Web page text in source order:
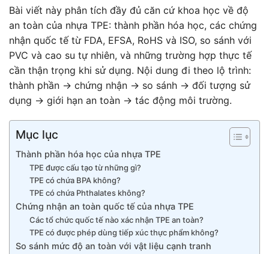
Bài viết này phân tích đầy đủ căn cứ khoa học về độ
an toàn của nhựa TPE: thành phần hóa học, các chứng
nhận quốc tế từ FDA, EFSA, RoHS và ISO, so sánh với
PVC và cao su tự nhiên, và những trường hợp thực tế
cần thận trọng khi sử dụng. Nội dung đi theo lộ trình:
thành phần → chứng nhận → so sánh → đối tượng sử
dụng → giới hạn an toàn → tác động môi trường.
Mục lục
Thành phần hóa học của nhựa TPE
TPE được cấu tạo từ những gì?
TPE có chứa BPA không?
TPE có chứa Phthalates không?
Chứng nhận an toàn quốc tế của nhựa TPE
Các tổ chức quốc tế nào xác nhận TPE an toàn?
TPE có được phép dùng tiếp xúc thực phẩm không?
So sánh mức độ an toàn với vật liệu cạnh tranh